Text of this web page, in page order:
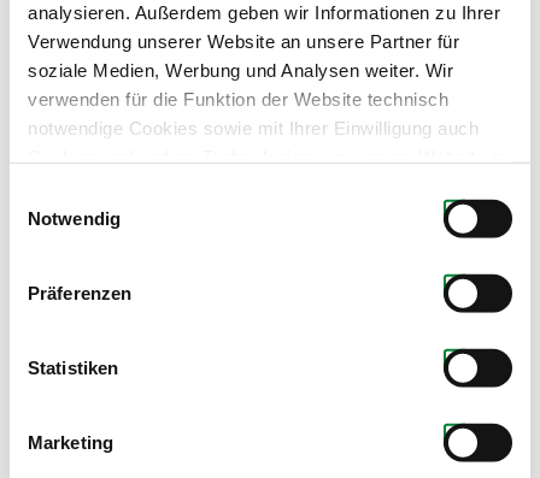
analysieren. Außerdem geben wir Informationen zu Ihrer
Verwendung unserer Website an unsere Partner für
soziale Medien, Werbung und Analysen weiter. Wir
verwenden für die Funktion der Website technisch
notwendige Cookies sowie mit Ihrer Einwilligung auch
zu personalisieren, Funktionen für soziale Medien
anbieten zu können, externe Inhalte einzubinden und
personalisierte Werbung auf anderen Plattformen zu
zeigen. Dazu teilen wir Informationen zu Ihrer
soziale Medien, Werbung und Analysen. Ihre Einwilligung
zu technisch nicht notwendigen Cookies können Sie
Weiterführende Details zu den auf unserer Website
Notwendig
Präferenzen
Statistiken
Marketing
Produkte dieses Partners